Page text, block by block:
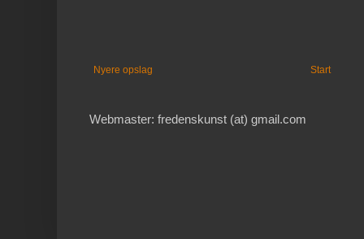
Nyere opslag Start
Webmaster: fredenskunst (at) gmail.com